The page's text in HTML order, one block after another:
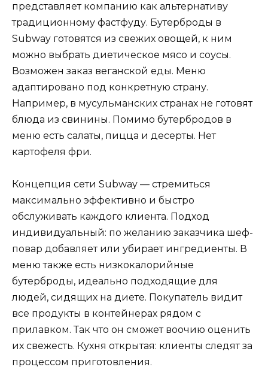
представляет компанию как альтернативу
традиционному фастфуду. Бутерброды в
Subway готовятся из свежих овощей, к ним
можно выбрать диетическое мясо и соусы.
Возможен заказ веганской еды. Меню
адаптировано под конкретную страну.
Например, в мусульманских странах не готовят
блюда из свинины. Помимо бутербродов в
меню есть салаты, пицца и десерты. Нет
картофеля фри.
Концепция сети Subway — стремиться
максимально эффективно и быстро
обслуживать каждого клиента. Подход
индивидуальный: по желанию заказчика шеф-
повар добавляет или убирает ингредиенты. В
меню также есть низкокалорийные
бутерброды, идеально подходящие для
людей, сидящих на диете. Покупатель видит
все продукты в контейнерах рядом с
прилавком. Так что он сможет воочию оценить
их свежесть. Кухня открытая: клиенты следят за
процессом приготовления.